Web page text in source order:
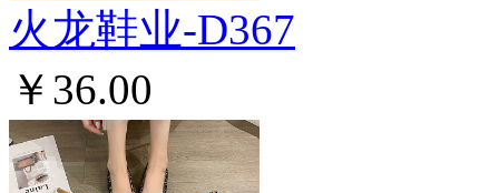
火龙鞋业-D367
￥36.00